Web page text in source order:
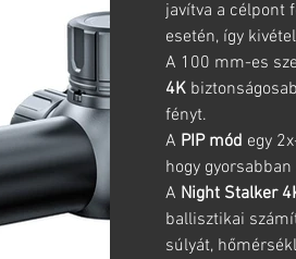
javítva a célpont
esetén, így
A 100 mm-es
4K
fényt.
A PIP mód egy
hogy
A Night Stalker
ballisztikai
súlyát,